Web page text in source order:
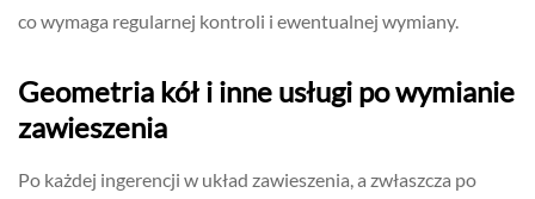
co wymaga regularnej kontroli i ewentualnej wymiany.
Geometria kół i inne usługi po wymianie
zawieszenia
Po każdej ingerencji w układ zawieszenia, a zwłaszcza po